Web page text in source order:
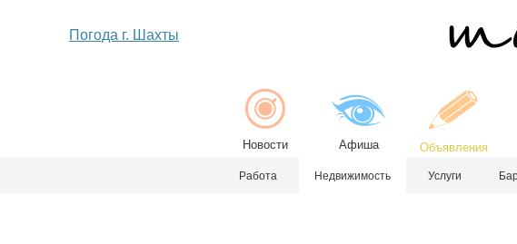
Погода г. Шахты
Новости Афиша Объявления
Работа Недвижимость Услуги